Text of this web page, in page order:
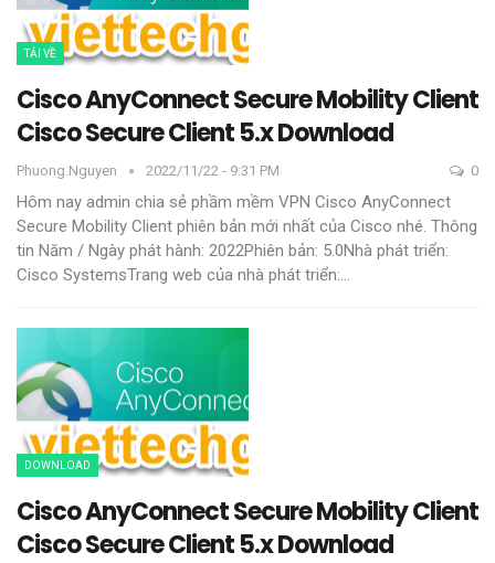
TẢI VỀ
Cisco AnyConnect Secure Mobility Client
Cisco Secure Client 5.x Download
Phuong.nguyen 2022/11/22 - 9:31 PM 0
Hôm nay admin chia sẻ phầm mềm VPN Cisco AnyConnect
Secure Mobility Client phiên bản mới nhất của Cisco nhé. Thông
tin Năm / Ngày phát hành: 2022Phiên bản: 5.0Nhà phát triển:
Cisco SystemsTrang web của nhà phát triển:…
DOWNLOAD
Cisco AnyConnect Secure Mobility Client
Cisco Secure Client 5.x Download